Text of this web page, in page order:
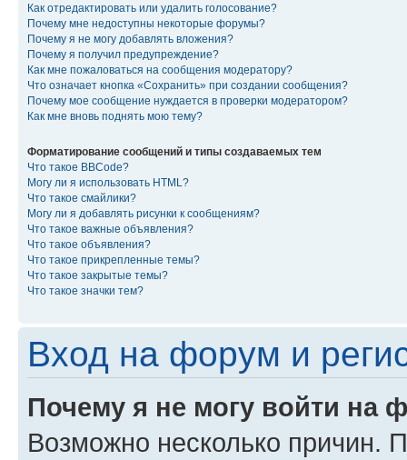
Как отредактировать или удалить голосование?
Почему мне недоступны некоторые форумы?
Почему я не могу добавлять вложения?
Почему я получил предупреждение?
Как мне пожаловаться на сообщения модератору?
Что означает кнопка «Сохранить» при создании сообщения?
Почему мое сообщение нуждается в проверки модератором?
Как мне вновь поднять мою тему?
Форматирование сообщений и типы создаваемых тем
Что такое BBCode?
Могу ли я использовать HTML?
Что такое смайлики?
Могу ли я добавлять рисунки к сообщениям?
Что такое важные объявления?
Что такое объявления?
Что такое прикрепленные темы?
Что такое закрытые темы?
Что такое значки тем?
Вход на форум и
Почему я не могу войти на
Возможно несколько причин.